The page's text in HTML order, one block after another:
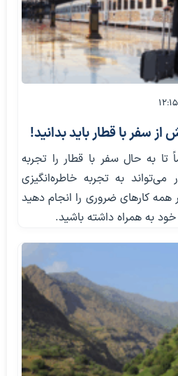
۱۲:۱۵
سفر با قطار باید بدانید!
تا به حال سفر با قطار را تجربه
می‌تواند به تجربه خاطره‌انگیزی
همه کارهای ضروری را انجام دهید
خود به همراه داشته باشید.